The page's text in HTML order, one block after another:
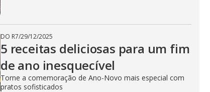
DO R7/29/12/2025
5 receitas deliciosas para um fim
de ano inesquecível
Torne a comemoração de Ano-Novo mais especial com
pratos sofisticados